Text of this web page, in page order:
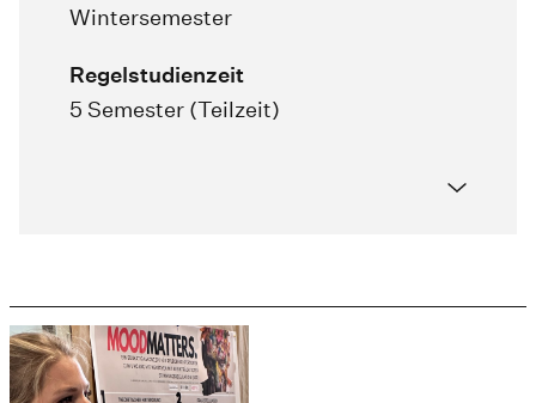
Wintersemester
Regelstudienzeit
5 Semester (Teilzeit)